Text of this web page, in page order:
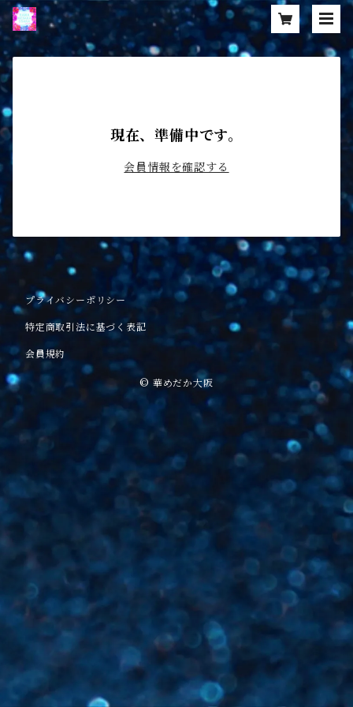
現在、準備中です。
会員情報を確認する
プライバシーポリシー
特定商取引法に基づく表記
会員規約
© 華めだか大阪